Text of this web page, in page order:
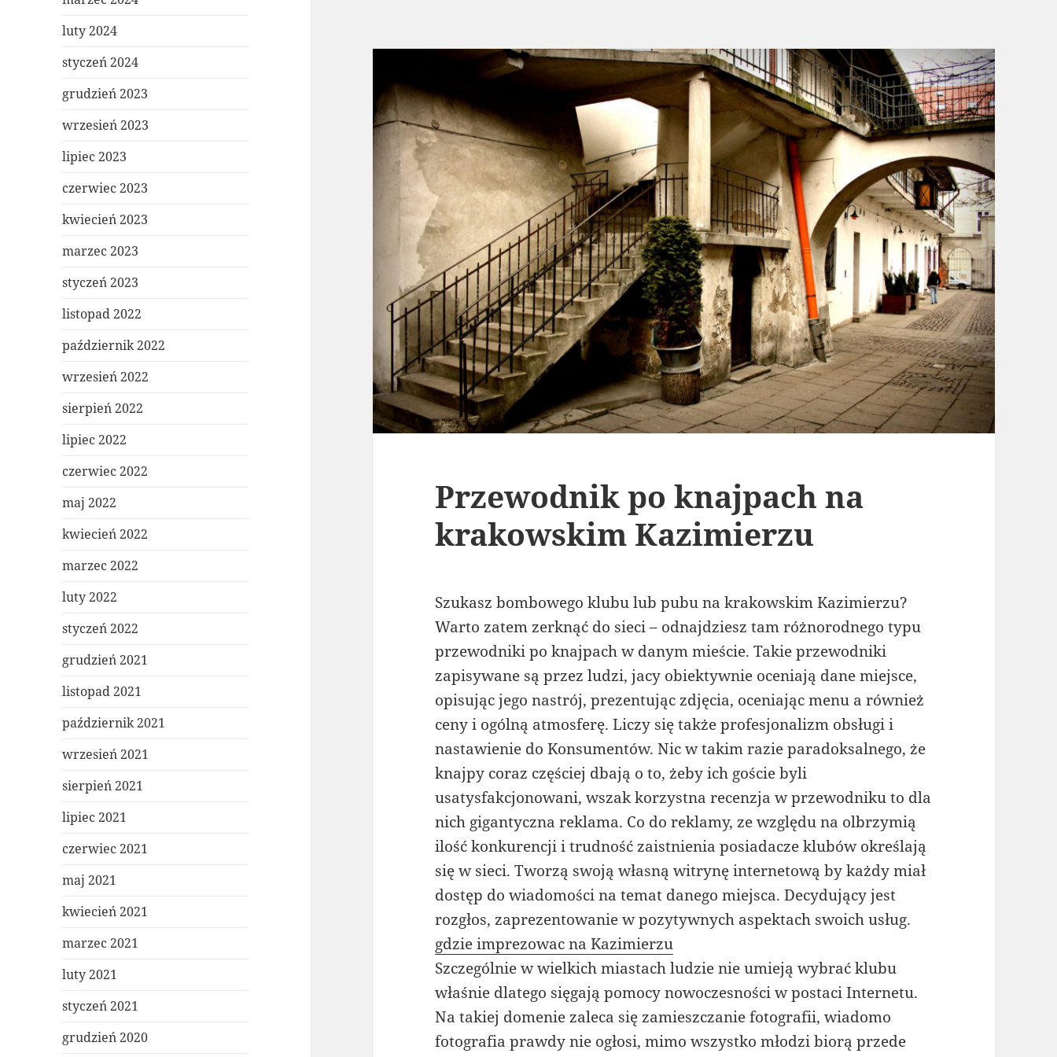
luty 2024
styczeń 2024
grudzień 2023
wrzesień 2023
lipiec 2023
czerwiec 2023
kwiecień 2023
marzec 2023
styczeń 2023
listopad 2022
październik 2022
wrzesień 2022
sierpień 2022
lipiec 2022
czerwiec 2022
maj 2022
kwiecień 2022
marzec 2022
luty 2022
styczeń 2022
grudzień 2021
listopad 2021
październik 2021
wrzesień 2021
sierpień 2021
lipiec 2021
czerwiec 2021
maj 2021
kwiecień 2021
marzec 2021
luty 2021
styczeń 2021
grudzień 2020
Przewodnik po knajpach na
krakowskim Kazimierzu
Szukasz bombowego klubu lub pubu na krakowskim Kazimierzu?
Warto zatem zerknąć do sieci – odnajdziesz tam różnorodnego typu
przewodniki po knajpach w danym mieście. Takie przewodniki
zapisywane są przez ludzi, jacy obiektywnie oceniają dane miejsce,
opisując jego nastrój, prezentując zdjęcia, oceniając menu a również
ceny i ogólną atmosferę. Liczy się także profesjonalizm obsługi i
nastawienie do Konsumentów. Nic w takim razie paradoksalnego, że
knajpy coraz częściej dbają o to, żeby ich goście byli
usatysfakcjonowani, wszak korzystna recenzja w przewodniku to dla
nich gigantyczna reklama. Co do reklamy, ze względu na olbrzymią
ilość konkurencji i trudność zaistnienia posiadacze klubów określają
się w sieci. Tworzą swoją własną witrynę internetową by każdy miał
dostęp do wiadomości na temat danego miejsca. Decydujący jest
rozgłos, zaprezentowanie w pozytywnych aspektach swoich usług.
gdzie imprezowac na Kazimierzu
Szczególnie w wielkich miastach ludzie nie umieją wybrać klubu
właśnie dlatego sięgają pomocy nowoczesności w postaci Internetu.
Na takiej domenie zaleca się zamieszczanie fotografii, wiadomo
fotografia prawdy nie ogłosi, mimo wszystko młodzi biorą przede